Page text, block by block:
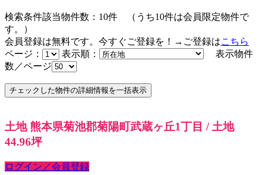
検索条件該当物件数： 10件 （うち10件は会員限定物件で
す。）
会員登録は無料です。今すぐご登録を！→ご登録はこちら
ページ：
表示順：
表示物件
数／ページ
土地 熊本県菊池郡菊陽町武蔵ヶ丘1丁目 / 土地
44.96坪
ログイン／会員登録